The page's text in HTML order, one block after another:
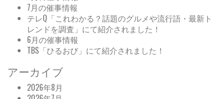
7月の催事情報
テレQ「これわかる？話題のグルメや流行語・最新ト
レンドを調査」にて紹介されました！
6月の催事情報
TBS「ひるおび」にて紹介されました！
アーカイブ
2026年8月